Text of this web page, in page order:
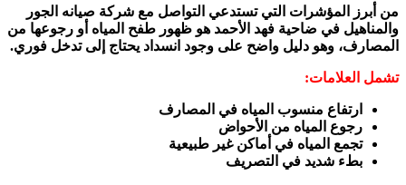
من أبرز المؤشرات التي تستدعي التواصل مع شركة صيانه الجور
والمناهيل في ضاحية فهد الأحمد هو ظهور طفح المياه أو رجوعها من
المصارف، وهو دليل واضح على وجود انسداد يحتاج إلى تدخل فوري.
تشمل العلامات:
ارتفاع منسوب المياه في المصارف
رجوع المياه من الأحواض
تجمع المياه في أماكن غير طبيعية
بطء شديد في التصريف